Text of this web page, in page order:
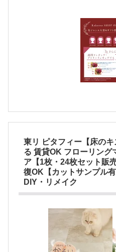
東リ ピタフィー【床の
る 賃貸OK フローリング
ア【1枚・24枚セット販
復OK【カットサンプル
DIY・リメイク